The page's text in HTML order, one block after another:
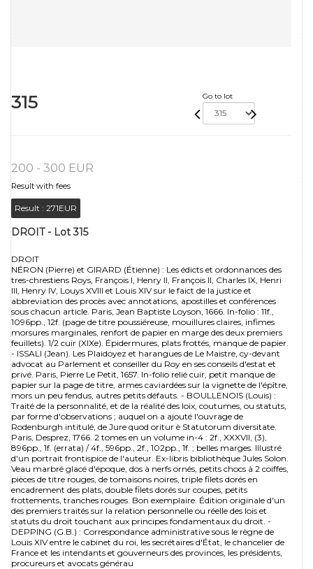
315 Go to lot
200 - 300 EUR
Result with fees
Result : 271EUR
DROIT - Lot 315
DROIT
NÉRON (Pierre) et GIRARD (Étienne) : Les édicts et ordonnances des
tres-chrestiens Roys, François I, Henry II, François II, Charles IX, Henri
III, Henry IV, Louys XVIII et Louis XIV sur le faict de la justice et
abbreviation des procès avec annotations, apostilles et conférences
sous chacun article. Paris, Jean Baptiste Loyson, 1666. In-folio : 11f.,
1096pp., 12f. (page de titre poussiéreuse, mouillures claires, infimes
morsures marginales, renfort de papier en marge des deux premiers
feuillets). 1/2 cuir (XIXe). Épidermures, plats frottés, manque de papier.
- ISSALI (Jean). Les Plaidoyez et harangues de Le Maistre, cy-devant
advocat au Parlement et conseiller du Roy en ses conseils d'estat et
privé. Paris, Pierre Le Petit, 1657. In-folio relié cuir, petit manque de
papier sur la page de titre, armes caviardées sur la vignette de l'épître,
mors un peu fendus, autres petits défauts. - BOULLENOIS (Louis) :
Traité de la personnalité, et de la réalité des loix, coutumes, ou statuts,
par forme d'observations ; auquel on a ajouté l'ouvrage de
Rodenburgh intitulé, de Jure quod oritur è Statutorum diversitate.
Paris, Desprez, 1766. 2 tomes en un volume in-4 : 2f., XXXVII, (3),
896pp., 1f. (errata) / 4f., 596pp., 2f., 102pp., 1f. ; belles marges. Illustré
d'un portrait frontispice de l'auteur. Ex-libris bibliothèque Jules Solon.
Veau marbré glacé d'époque, dos à nerfs ornés, petits chocs à 2 coiffes,
pièces de titre rouges, de tomaisons noires, triple filets dorés en
encadrement des plats, double filets dorés sur coupes, petits
frottements, tranches rouges. Bon exemplaire. Édition originale d'un
des premiers traités sur la relation personnelle ou réelle des lois et
statuts du droit touchant aux principes fondamentaux du droit. -
DEPPING (G.B.) : Correspondance administrative sous le règne de
Louis XIV entre le cabinet du roi, les secrétaires d'État, le chancelier de
France et les intendants et gouverneurs des provinces, les présidents,
procureurs et avocats générau